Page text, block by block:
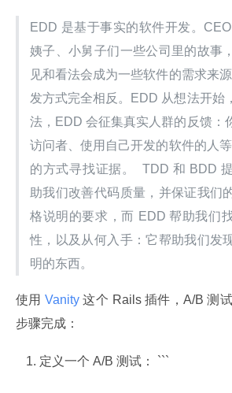
EDD 是基于事实的软件开发。
姨子、小舅子们一些公司里的故事
见和看法会成为一些软件的需求来
发方式完全相反。EDD 从想法开始
法，EDD 会征集真实人群的反馈：
访问者、使用自己开发的软件的人
的方式寻找证据。  TDD 和 BDD
助我们改善代码质量，并保证我们
格说明的要求，而 EDD 帮助我们
性，以及从何入手：它帮助我们发
明的东西。
使用 Vanity 这个 Rails 插件，A/B 测
步骤完成：
定义一个 A/B 测试： ```